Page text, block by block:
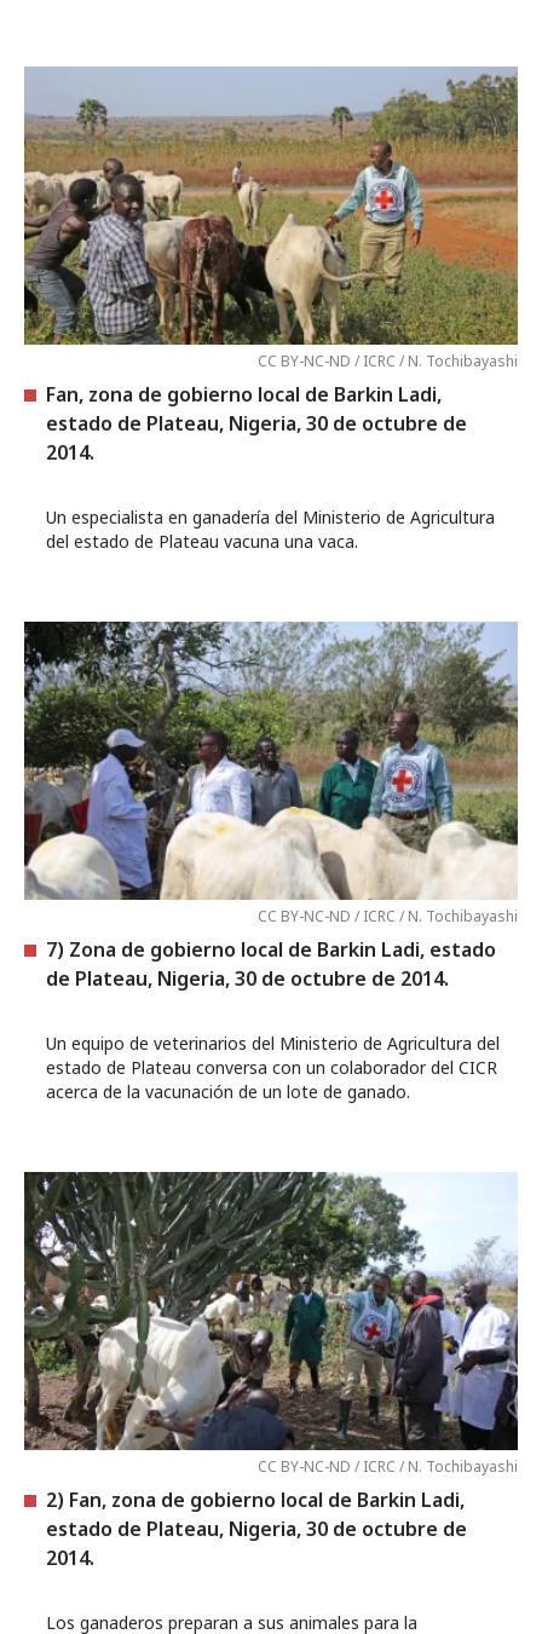
CC BY-NC-ND / ICRC / N. Tochibayashi
Fan, zona de gobierno local de Barkin Ladi,
estado de Plateau, Nigeria, 30 de octubre de
2014.
Un especialista en ganadería del Ministerio de Agricultura
del estado de Plateau vacuna una vaca.
CC BY-NC-ND / ICRC / N. Tochibayashi
7) Zona de gobierno local de Barkin Ladi, estado
de Plateau, Nigeria, 30 de octubre de 2014.
Un equipo de veterinarios del Ministerio de Agricultura del
estado de Plateau conversa con un colaborador del CICR
acerca de la vacunación de un lote de ganado.
CC BY-NC-ND / ICRC / N. Tochibayashi
2) Fan, zona de gobierno local de Barkin Ladi,
estado de Plateau, Nigeria, 30 de octubre de
2014.
Los ganaderos preparan a sus animales para la